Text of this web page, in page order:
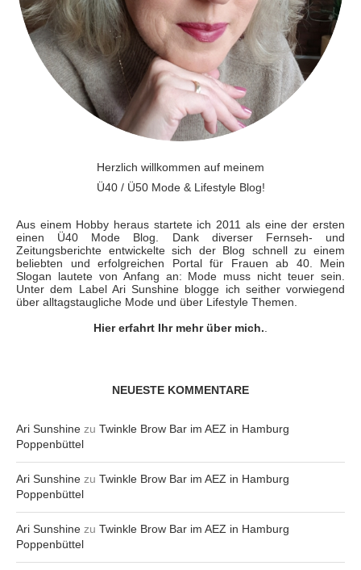
Herzlich willkommen auf meinem
Ü40 / Ü50 Mode & Lifestyle Blog!
Aus einem Hobby heraus startete ich 2011 als eine der ersten
einen Ü40 Mode Blog. Dank diverser Fernseh- und
Zeitungsberichte entwickelte sich der Blog schnell zu einem
beliebten und erfolgreichen Portal für Frauen ab 40. Mein
Slogan lautete von Anfang an: Mode muss nicht teuer sein.
Unter dem Label Ari Sunshine blogge ich seither vorwiegend
über alltagstaugliche Mode und über Lifestyle Themen.
Hier erfahrt Ihr mehr über mich.
NEUESTE KOMMENTARE
Ari Sunshine zu Twinkle Brow Bar im AEZ in Hamburg
Poppenbüttel
Ari Sunshine zu Twinkle Brow Bar im AEZ in Hamburg
Poppenbüttel
Ari Sunshine zu Twinkle Brow Bar im AEZ in Hamburg
Poppenbüttel